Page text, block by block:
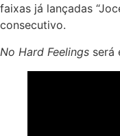
faixas já lançadas
consecutivo.
No Hard Feelings será